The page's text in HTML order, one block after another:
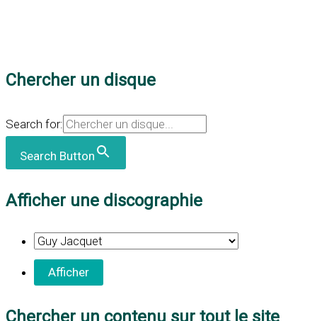
Chercher un disque
Search for:
Search Button
Afficher une discographie
Chercher un contenu sur tout le site